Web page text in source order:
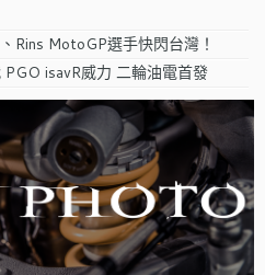
Rins MotoGP選手快閃台灣！
PGO isavR威力 二輪油電首發